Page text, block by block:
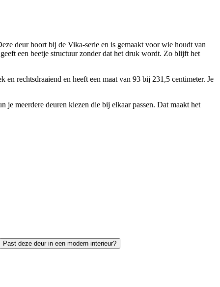
deur hoort bij de Vika-serie en is gemaakt voor wie houdt van
een beetje structuur zonder dat het druk wordt. Zo blijft het
rechtsdraaiend en heeft een maat van 93 bij 231,5 centimeter. Je
meerdere deuren kiezen die bij elkaar passen. Dat maakt het
Past deze deur in een modern interieur?